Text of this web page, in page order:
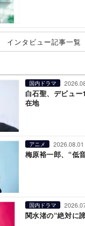
インタビュー記事一覧
国内ドラマ
白石聖、デビュ
在地
アニメ 2026.08.01
梅原裕一郎、“低
国内ドラマ
関水渚の“絶対に